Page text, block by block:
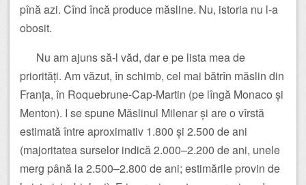
pînă azi. Cînd încă produce măsline. Nu, istoria nu l-a
obosit.
Nu am ajuns să-l văd, dar e pe lista mea de
priorități. Am văzut, în schimb, cel mai bătrîn măslin din
Franța, în Roquebrune-Cap-Martin (pe lîngă Monaco și
Menton). I se spune Măslinul Milenar și are o vîrstă
estimată între aproximativ 1.800 și 2.500 de ani
(majoritatea surselor indică 2.000–2.200 de ani, unele
merg până la 2.500–2.800 de ani; estimările provin de